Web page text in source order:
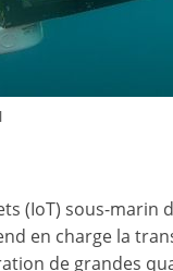
(IoT) sous-marin
en charge la
de grandes